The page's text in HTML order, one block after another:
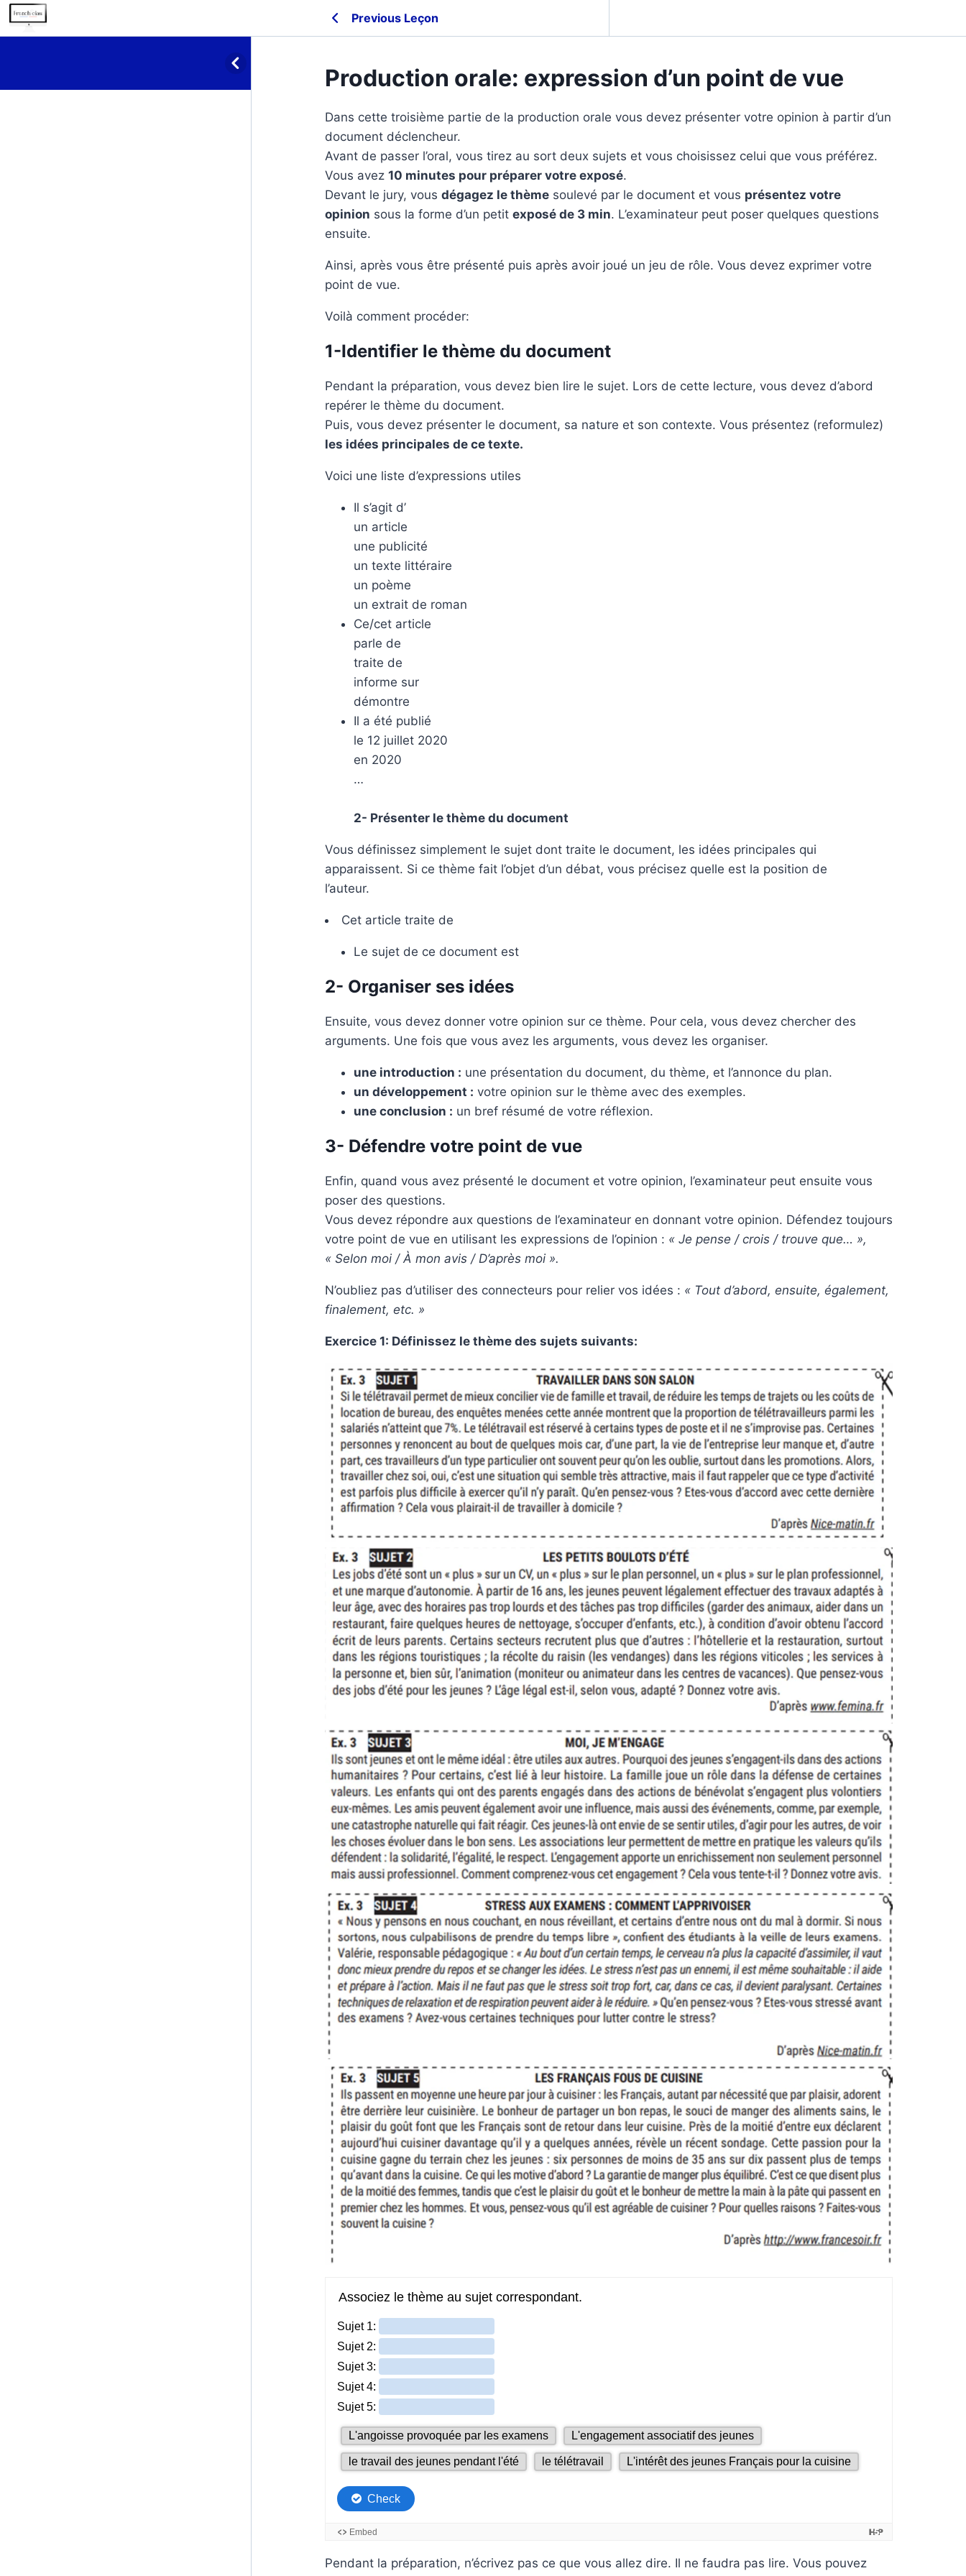
Previous Leçon
Production orale: expression d’un point de vue
Dans cette troisième partie de la production orale vous devez présenter votre opinion à partir d’un
document déclencheur.
Avant de passer l’oral, vous tirez au sort deux sujets et vous choisissez celui que vous préférez.
Vous avez 10 minutes pour préparer votre exposé.
Devant le jury, vous dégagez le thème soulevé par le document et vous présentez votre
opinion sous la forme d’un petit exposé de 3 min. L’examinateur peut poser quelques questions
ensuite.
Ainsi, après vous être présenté puis après avoir joué un jeu de rôle. Vous devez exprimer votre
point de vue.
Voilà comment procéder:
1-Identifier le thème du document
Pendant la préparation, vous devez bien lire le sujet. Lors de cette lecture, vous devez d’abord
repérer le thème du document.
Puis, vous devez présenter le document, sa nature et son contexte. Vous présentez (reformulez)
les idées principales de ce texte.
Voici une liste d’expressions utiles
Il s’agit d’
un article
une publicité
un texte littéraire
un poème
un extrait de roman
Ce/cet article
parle de
traite de
informe sur
démontre
Il a été publié
le 12 juillet 2020
en 2020
…
2- Présenter le thème du document
Vous définissez simplement le sujet dont traite le document, les idées principales qui
apparaissent. Si ce thème fait l’objet d’un débat, vous précisez quelle est la position de
l’auteur.
Cet article traite de
Le sujet de ce document est
2- Organiser ses idées
Ensuite, vous devez donner votre opinion sur ce thème. Pour cela, vous devez chercher des
arguments. Une fois que vous avez les arguments, vous devez les organiser.
une introduction : une présentation du document, du thème, et l’annonce du plan.
un développement : votre opinion sur le thème avec des exemples.
une conclusion : un bref résumé de votre réflexion.
3- Défendre votre point de vue
Enfin, quand vous avez présenté le document et votre opinion, l’examinateur peut ensuite vous
poser des questions.
Vous devez répondre aux questions de l’examinateur en donnant votre opinion. Défendez toujours
votre point de vue en utilisant les expressions de l’opinion : « Je pense / crois / trouve que… »,
« Selon moi / À mon avis / D’après moi ».
N’oubliez pas d’utiliser des connecteurs pour relier vos idées : « Tout d’abord, ensuite, également,
finalement, etc. »
Exercice 1: Définissez le thème des sujets suivants:
Pendant la préparation, n’écrivez pas ce que vous allez dire. Il ne faudra pas lire. Vous pouvez